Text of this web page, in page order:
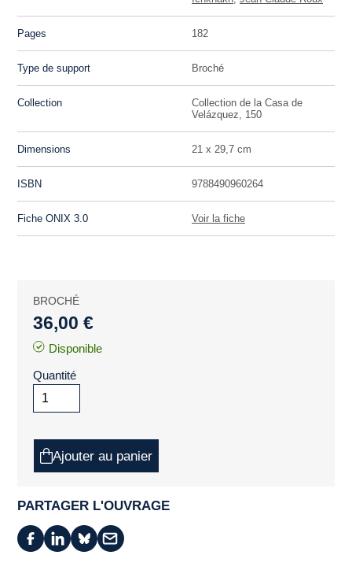
Pages 182
Type de support Broché
Collection
Collection de la Casa de
Velázquez, 150
Dimensions 21 x 29,7 cm
ISBN 9788490960264
Fiche ONIX 3.0 Voir la fiche
BROCHÉ
36,00 €
Disponible
Quantité
Ajouter au panier
PARTAGER L'OUVRAGE